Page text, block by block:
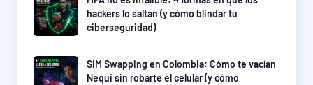
hackers lo saltan (y cómo blindar tu
ciberseguridad)
SIM Swapping en Colombia: Cómo te vacían
Nequi sin robarte el celular (y cómo